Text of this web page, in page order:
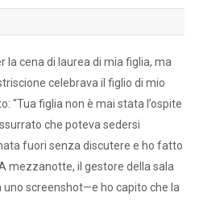
la cena di laurea di mia figlia, ma
celebrava il figlio di mio
“Tua figlia non è mai stata l’ospite
che poteva sedersi
fuori senza discutere e ho fatto
mezzanotte, il gestore della sala
screenshot—e ho capito che la